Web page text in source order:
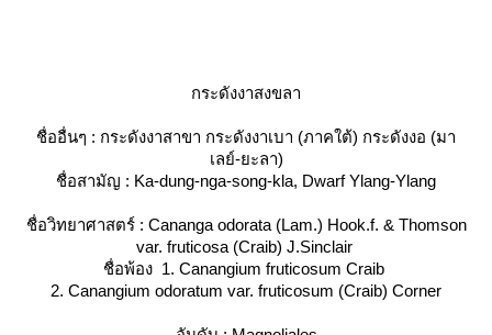
กระดังงาสงขลา
ชื่ออื่นๆ : กระดังงาสาขา กระดังงาเบา (ภาคใต้) กระดังงอ (มา
เลย์-ยะลา)
ชื่อสามัญ : Ka-dung-nga-song-kla, Dwarf Ylang-Ylang
ชื่อวิทยาศาสตร์ : Cananga odorata (Lam.) Hook.f. & Thomson
var. fruticosa (Craib) J.Sinclair
ชื่อพ้อง 1. Canangium fruticosum Craib
2. Canangium odoratum var. fruticosum (Craib) Corner